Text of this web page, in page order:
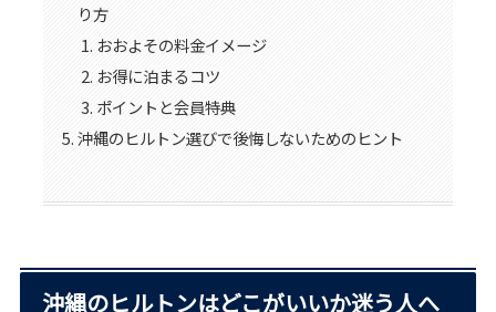
り方
おおよその料金イメージ
お得に泊まるコツ
ポイントと会員特典
沖縄のヒルトン選びで後悔しないためのヒント
沖縄のヒルトンはどこがいいか迷う人へ